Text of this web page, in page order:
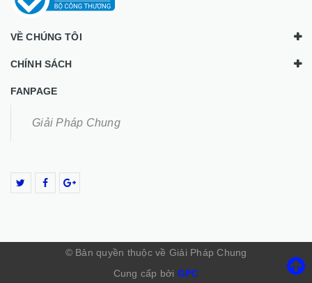
VỀ CHÚNG TÔI
CHÍNH SÁCH
FANPAGE
Giải Pháp Chung
© Bản quyền thuộc về Giải Pháp Chung
Cung cấp bởi GPC